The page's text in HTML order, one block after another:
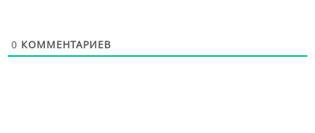
0 КОММЕНТАРИЕВ